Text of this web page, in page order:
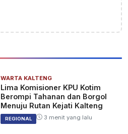
WARTA KALTENG
Lima Komisioner KPU Kotim
Berompi Tahanan dan Borgol
Menuju Rutan Kejati Kalteng
REGIONAL 3 menit yang lalu